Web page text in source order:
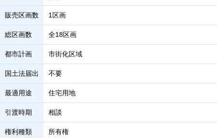
販売区画数 1区画
総区画数 全18区画
都市計画 市街化区域
国土法届出 不要
最適用途 住宅用地
引渡時期 相談
権利種類 所有権